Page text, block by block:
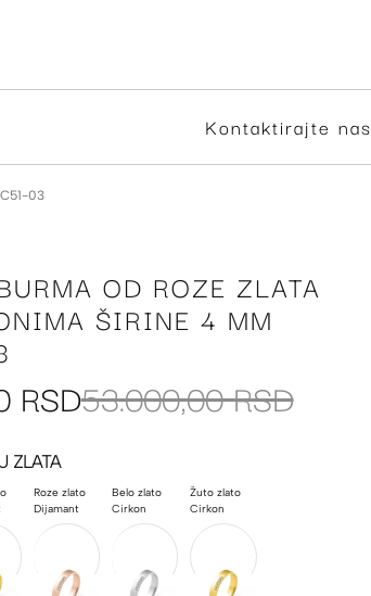
Kontaktirajte nas
03
OD ROZE ZLATA
ŠIRINE 4 MM
RSD53.000,00 RSD
ZLATA
Roze zlato
Dijamant
Belo zlato
Cirkon
Žuto zlato
Cirkon